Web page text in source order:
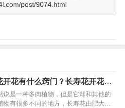
post/9074.html
开花有什么窍门？长寿花开花的
分享
说是一种多肉植物，但是它却和其他的
物有很多不同的地方，长寿花由肥大、